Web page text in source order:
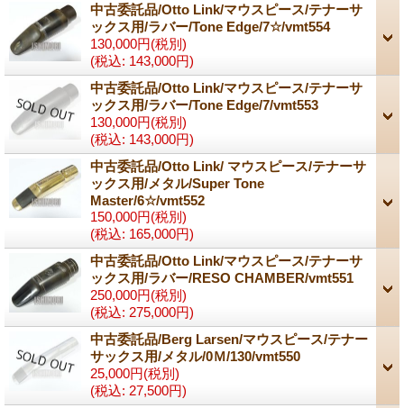
中古委託品/Otto Link/マウスピース/テナーサ
ックス用/ラバー/Tone Edge/7☆/vmt554
130,000円(税別)
(税込: 143,000円)
中古委託品/Otto Link/マウスピース/テナーサ
ックス用/ラバー/Tone Edge/7/vmt553
130,000円(税別)
(税込: 143,000円)
中古委託品/Otto Link/ マウスピース/テナーサ
ックス用/メタル/Super Tone
Master/6☆/vmt552
150,000円(税別)
(税込: 165,000円)
中古委託品/Otto Link/マウスピース/テナーサ
ックス用/ラバー/RESO CHAMBER/vmt551
250,000円(税別)
(税込: 275,000円)
中古委託品/Berg Larsen/マウスピース/テナー
サックス用/メタル/0Ｍ/130/vmt550
25,000円(税別)
(税込: 27,500円)